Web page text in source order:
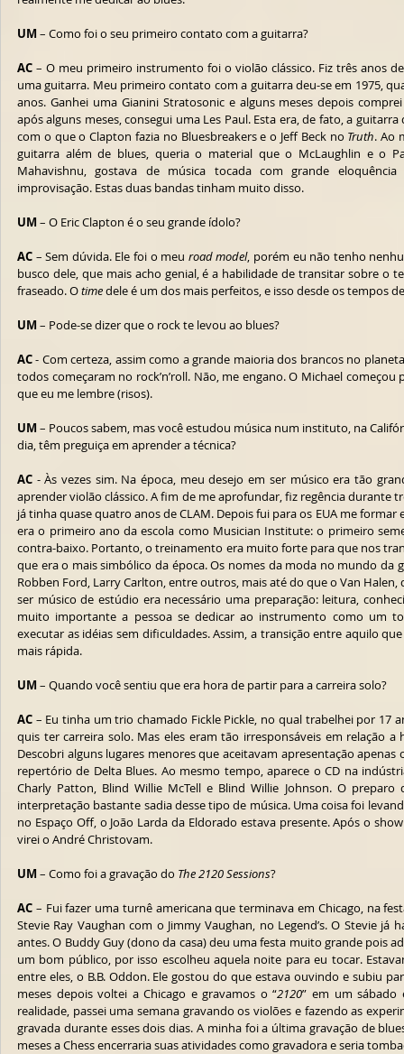
UM – Como foi o seu primeiro contato com a guitarra?
AC – O meu primeiro instrumento foi o violão clássico. Fiz três anos
uma guitarra. Meu primeiro contato com a guitarra deu-se em 1975,
anos. Ganhei uma Gianini Stratosonic e alguns meses depois
após alguns meses, consegui uma Les Paul. Esta era, de fato, a
com o que o Clapton fazia no Bluesbreakers e o Jeff Beck no Truth. Ao
guitarra além de blues, queria o material que o McLaughlin e o
Mahavishnu, gostava de música tocada com grande
improvisação. Estas duas bandas tinham muito disso.
UM – O Eric Clapton é o seu grande ídolo?
AC – Sem dúvida. Ele foi o meu road model, porém eu não tenho
busco dele, que mais acho genial, é a habilidade de transitar sobre o
fraseado. O time dele é um dos mais perfeitos, e isso desde os tempos
UM – Pode-se dizer que o rock te levou ao blues?
AC - Com certeza, assim como a grande maioria dos brancos no
todos começaram no rock’n’roll. Não, me engano. O Michael
que eu me lembre (risos).
UM – Poucos sabem, mas você estudou música num instituto, na
dia, têm preguiça em aprender a técnica?
AC - Às vezes sim. Na época, meu desejo em ser músico era tão
aprender violão clássico. A fim de me aprofundar, fiz regência durante
já tinha quase quatro anos de CLAM. Depois fui para os EUA me
era o primeiro ano da escola como Musician Institute: o primeiro
contra-baixo. Portanto, o treinamento era muito forte para que nos
que era o mais simbólico da época. Os nomes da moda no mundo da
Robben Ford, Larry Carlton, entre outros, mais até do que o Van
ser músico de estúdio era necessário uma preparação: leitura,
muito importante a pessoa se dedicar ao instrumento como um
executar as idéias sem dificuldades. Assim, a transição entre aquilo
mais rápida.
UM – Quando você sentiu que era hora de partir para a carreira solo?
AC – Eu tinha um trio chamado Fickle Pickle, no qual trabelhei por 17
quis ter carreira solo. Mas eles eram tão irresponsáveis em relação
Descobri alguns lugares menores que aceitavam apresentação
repertório de Delta Blues. Ao mesmo tempo, aparece o CD na
Charly Patton, Blind Willie McTell e Blind Willie Johnson. O
interpretação bastante sadia desse tipo de música. Uma coisa foi
no Espaço Off, o João Larda da Eldorado estava presente. Após o
virei o André Christovam.
UM – Como foi a gravação do The 2120 Sessions?
AC – Fui fazer uma turnê americana que terminava em Chicago, na
Stevie Ray Vaughan com o Jimmy Vaughan, no Legend’s. O Stevie
antes. O Buddy Guy (dono da casa) deu uma festa muito grande pois
um bom público, por isso escolheu aquela noite para eu tocar.
entre eles, o B.B. Oddon. Ele gostou do que estava ouvindo e subiu
meses depois voltei a Chicago e gravamos o “2120” em um sábado
realidade, passei uma semana gravando os violões e fazendo as
gravada durante esses dois dias. A minha foi a última gravação de
meses a Chess encerraria suas atividades como gravadora e seria